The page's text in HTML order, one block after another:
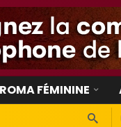
FÉMININE